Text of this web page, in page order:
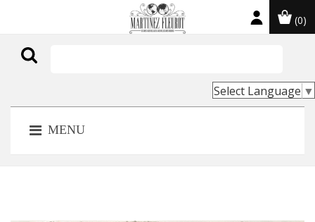
(0)
Select Language ▼
MENU